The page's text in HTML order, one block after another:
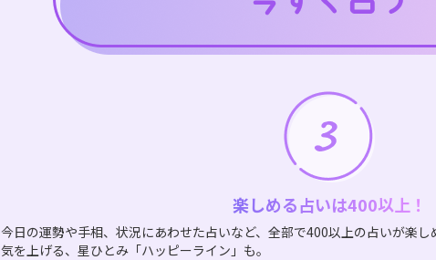
楽しめる占いは400以上！
今日の運勢や手相、状況にあわせた占いなど、全部で400以上の占いが楽
気を上げる、星ひとみ「ハッピーライン」も。